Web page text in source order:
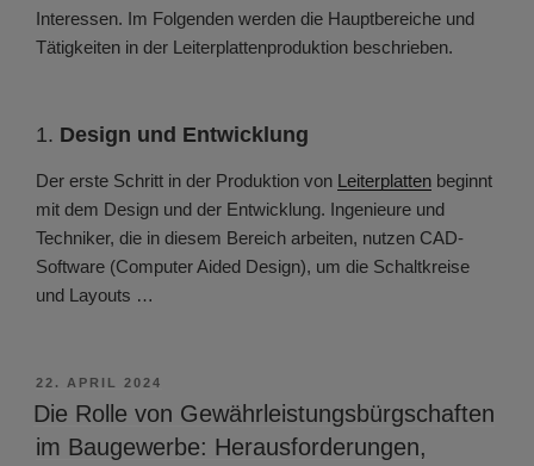
Interessen. Im Folgenden werden die Hauptbereiche und
Tätigkeiten in der Leiterplattenproduktion beschrieben.
1. Design und Entwicklung
Der erste Schritt in der Produktion von Leiterplatten beginnt
mit dem Design und der Entwicklung. Ingenieure und
Techniker, die in diesem Bereich arbeiten, nutzen CAD-
Software (Computer Aided Design), um die Schaltkreise
und Layouts …
VERÖFFENTLICHT
AM
22. APRIL 2024
Die Rolle von Gewährleistungsbürgschaften
im Baugewerbe: Herausforderungen,